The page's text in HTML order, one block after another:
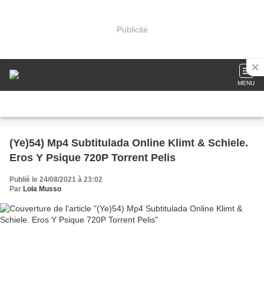
Publicité
MENU
(Ye)54) Mp4 Subtitulada Online Klimt & Schiele.
Eros Y Psique 720P Torrent Pelis
Publié le 24/08/2021 à 23:02
Par Lola Musso